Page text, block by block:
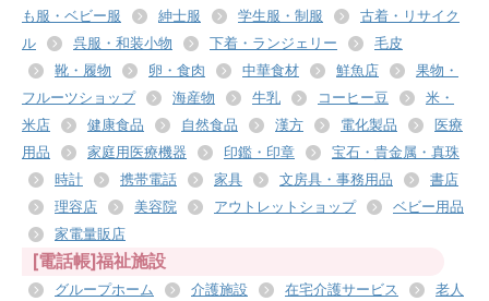
も服・ベビー服
紳士服 学生服・制服
古着・リサイク
ル
呉服・和装小物 下着・ランジェリー
毛皮
靴・履物
卵・食肉 中華食材 鮮魚店
果物・
フルーツショップ
海産物 牛乳 コーヒー豆
米・
米店
健康食品 自然食品 漢方 電化製品
医療
用品
家庭用医療機器 印鑑・印章
宝石・貴金属・真珠
時計
携帯電話 家具 文房具・事務用品
書店
理容店
美容院 アウトレットショップ
ベビー用品
家電量販店
[電話帳]福祉施設
グループホーム 介護施設 在宅介護サービス
老人